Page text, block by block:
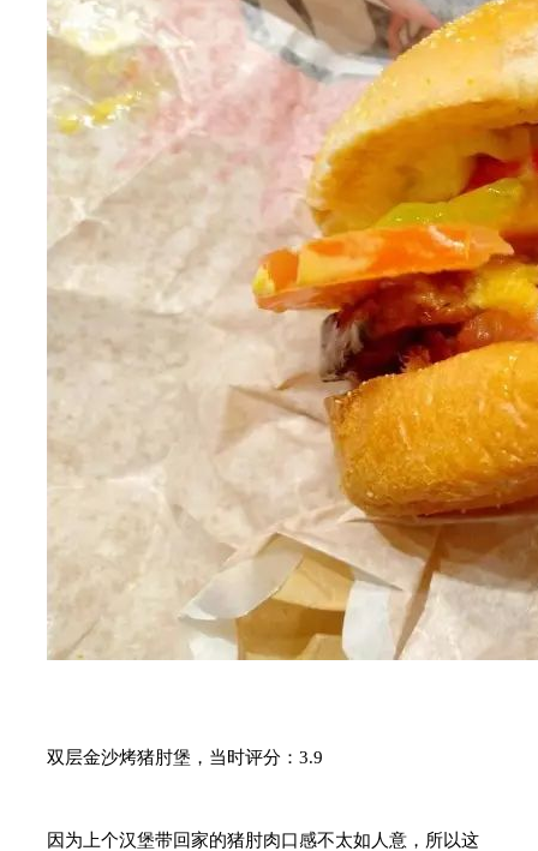
双层金沙烤猪肘堡，当时评分：3.9
因为上个汉堡带回家的猪肘肉口感不太如人意，所以这